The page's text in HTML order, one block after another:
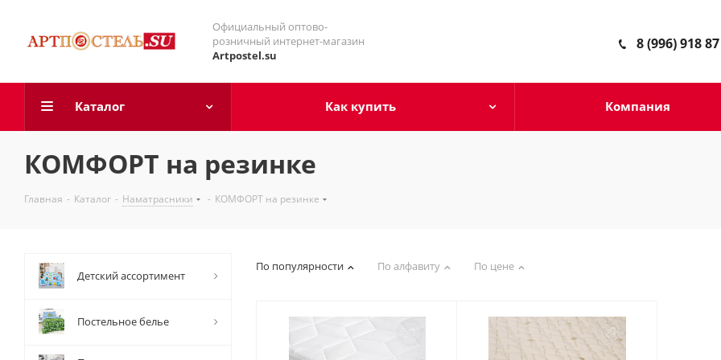
Официальный оптово-
розничный интернет-магазин
Artpostel.su
8 (996) 918
Каталог Как купить Компания
КОМФОРТ на резинке
Главная - Каталог - Наматрасники - КОМФОРТ на резинке
По популярности По алфавиту По цене
Детский ассортимент
Постельное белье